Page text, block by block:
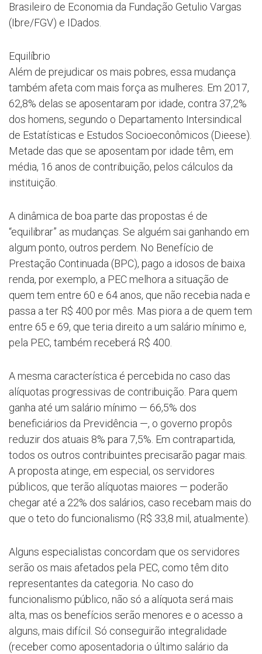
Brasileiro de Economia da Fundação Getulio Vargas
(Ibre/FGV) e IDados.
Equilíbrio
Além de prejudicar os mais pobres, essa mudança
também afeta com mais força as mulheres. Em 2017,
62,8% delas se aposentaram por idade, contra 37,2%
dos homens, segundo o Departamento Intersindical
de Estatísticas e Estudos Socioeconômicos (Dieese).
Metade das que se aposentam por idade têm, em
média, 16 anos de contribuição, pelos cálculos da
instituição.
A dinâmica de boa parte das propostas é de
“equilibrar” as mudanças. Se alguém sai ganhando em
algum ponto, outros perdem. No Benefício de
Prestação Continuada (BPC), pago a idosos de baixa
renda, por exemplo, a PEC melhora a situação de
quem tem entre 60 e 64 anos, que não recebia nada e
passa a ter R$ 400 por mês. Mas piora a de quem tem
entre 65 e 69, que teria direito a um salário mínimo e,
pela PEC, também receberá R$ 400.
A mesma característica é percebida no caso das
alíquotas progressivas de contribuição. Para quem
ganha até um salário mínimo — 66,5% dos
beneficiários da Previdência —, o governo propôs
reduzir dos atuais 8% para 7,5%. Em contrapartida,
todos os outros contribuintes precisarão pagar mais.
A proposta atinge, em especial, os servidores
públicos, que terão alíquotas maiores — poderão
chegar até a 22% dos salários, caso recebam mais do
que o teto do funcionalismo (R$ 33,8 mil, atualmente).
Alguns especialistas concordam que os servidores
serão os mais afetados pela PEC, como têm dito
representantes da categoria. No caso do
funcionalismo público, não só a alíquota será mais
alta, mas os benefícios serão menores e o acesso a
alguns, mais difícil. Só conseguirão integralidade
(receber como aposentadoria o último salário da